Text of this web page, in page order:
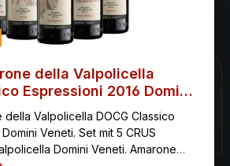
della Valpolicella
Espressioni 2016 Domini
della Valpolicella DOCG Classico
Veneti. Set mit 5 CRUS
Domini Veneti. Amarone